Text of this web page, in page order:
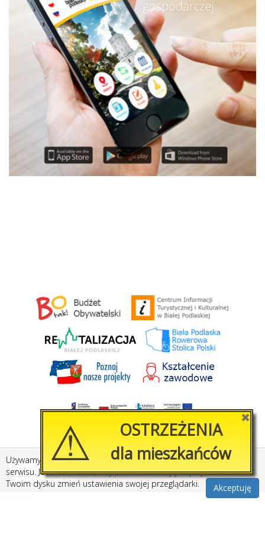
Stworzone przezAmistad.pl
Używamy plików cookies, by ułatwić korzystanie z naszego
serwisu. Jeśli nie chcesz, aby pliki cookies były zapisywane na
Twoim dysku zmień ustawienia swojej przeglądarki.
Akceptuję
✖
⚠
OSTRZEŻENIA
dla mieszkańców